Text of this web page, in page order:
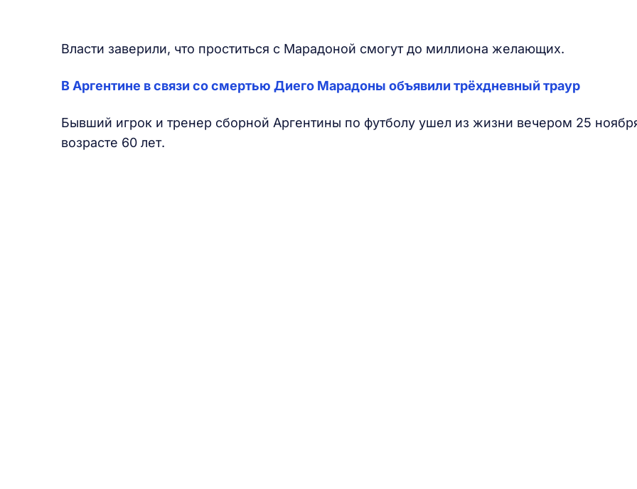
Власти заверили, что проститься с Марадоной смогут до миллиона желающих.
В Аргентине в связи со смертью Диего Марадоны объявили трёхдневный траур
Бывший игрок и тренер сборной Аргентины по футболу ушел из жизни вечером 25
возрасте 60 лет.